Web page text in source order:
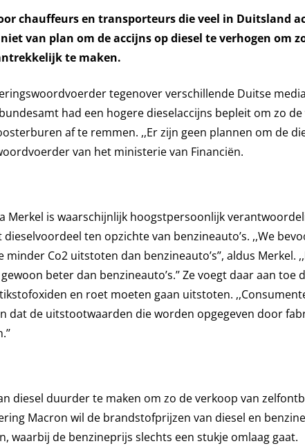
chauffeurs en transporteurs die veel in Duitsland
van plan om de accijns op diesel te verhogen om
te maken.
tegenover verschillende Duitse
had een hogere dieselaccijns bepleit om zo
af te remmen. ,,Er zijn geen plannen om de
van het ministerie van Financiën.
Merkel is waarschijnlijk hoogstpersoonlijk
ten opzichte van benzineauto’s. ,,We
minder Co2 uitstoten dan benzineauto’s’’, aldus Merkel.
beter dan benzineauto’s.’’ Ze voegt daar aan toe
en roet moeten gaan uitstoten.
dat de uitstootwaarden die worden opgegeven door
diesel duurder te maken om zo de verkoop van
Macron wil de brandstofprijzen van diesel en
waarbij de benzineprijs slechts een stukje omlaag gaat.